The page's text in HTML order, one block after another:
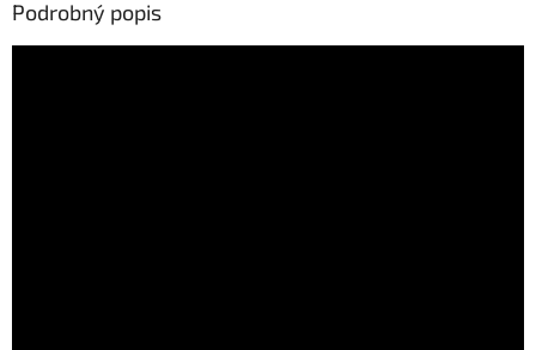
Podrobný popis